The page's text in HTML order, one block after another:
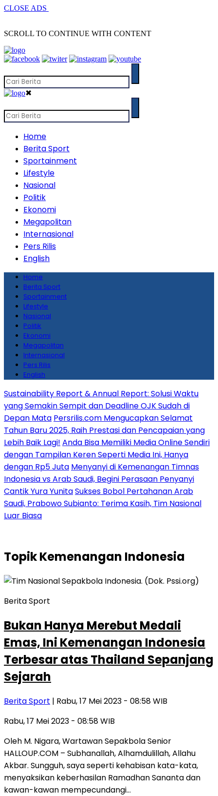
CLOSE ADS
SCROLL TO CONTINUE WITH CONTENT
✖
Home
Berita Sport
Sportainment
Lifestyle
Nasional
Politik
Ekonomi
Megapolitan
Internasional
Pers Rilis
English
Home
Berita Sport
Sportainment
Lifestyle
Nasional
Politik
Ekonomi
Megapolitan
Internasional
Pers Rilis
English
Sustainability Report & Annual Report: Solusi Waktu
yang Semakin Sempit dan Deadline OJK Sudah di
Depan Mata Persrilis.com Mengucapkan Selamat
Tahun Baru 2025, Raih Prestasi dan Pencapaian yang
Lebih Baik Lagi! Anda Bisa Memiliki Media Online Sendiri
dengan Tampilan Keren Seperti Media Ini, Hanya
dengan Rp5 Juta Menyanyi di Kemenangan Timnas
Indonesia vs Arab Saudi, Begini Perasaan Penyanyi
Cantik Yura YunitaSukses Bobol Pertahanan Arab
Saudi, Prabowo Subianto: Terima Kasih, Tim Nasional
Luar Biasa
TopikKemenangan Indonesia
Berita Sport
Bukan Hanya Merebut Medali
Emas, Ini Kemenangan Indonesia
Terbesar atas Thailand Sepanjang
Sejarah
Berita Sport | Rabu, 17 Mei 2023 - 08:58 WIB
Rabu, 17 Mei 2023 - 08:58 WIB
Oleh M. Nigara, Wartawan Sepakbola Senior
HALLOUP.COM – Subhanallah, Alhamdulillah, Allahu
Akbar. Sungguh, saya seperti kehabisan kata-kata,
menyaksikan keberhasilan Ramadhan Sananta dan
kawan-kawan mempecundangi…